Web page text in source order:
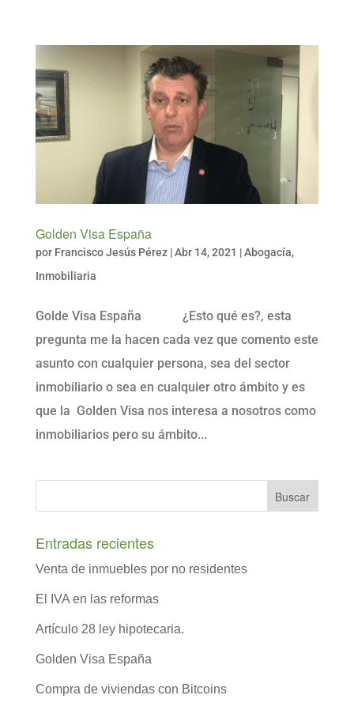
Golden Visa España
por Francisco Jesús Pérez|Abr 14, 2021 |Abogacía,
Inmobiliaria
Golde Visa España ¿Esto qué es?, esta
pregunta me la hacen cada vez que comento este
asunto con cualquier persona, sea del sector
inmobiliario o sea en cualquier otro ámbito y es
que la Golden Visa nos interesa a nosotros como
inmobiliarios pero su ámbito...
Entradas recientes
Venta de inmuebles por no residentes
El IVA en las reformas
Artículo 28 ley hipotecaria.
Golden Visa España
Compra de viviendas con Bitcoins